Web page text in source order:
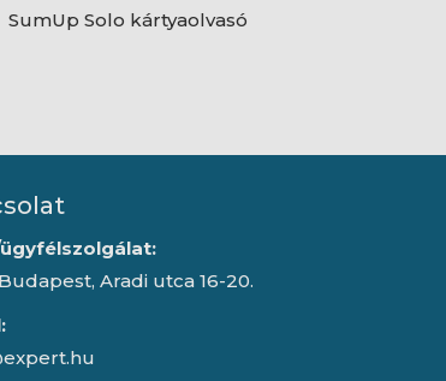
SumUp Solo kártyaolvasó
Aradi utca 16-20.